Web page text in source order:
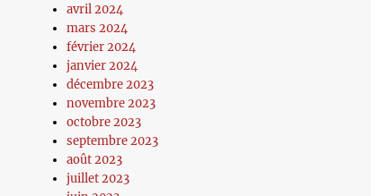
avril 2024
mars 2024
février 2024
janvier 2024
décembre 2023
novembre 2023
octobre 2023
septembre 2023
août 2023
juillet 2023